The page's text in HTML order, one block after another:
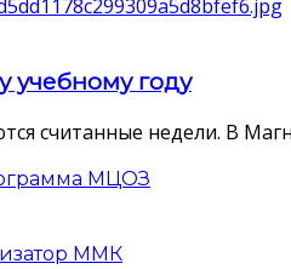
учебному году
считанные недели. В
МЦОЗ
ММК